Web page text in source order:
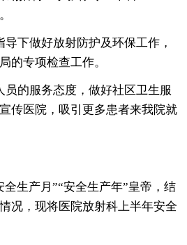
下做好放射防护及环保工作，
的专项检查工作。
员的服务态度，做好社区卫生服
传医院，吸引更多患者来我院就
全生产月”“安全生产年”皇帝，结
况，现将医院放射科上半年安全